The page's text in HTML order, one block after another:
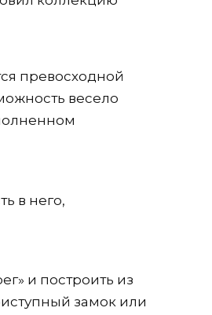
превосходной
весело
в него,
и построить из
замок или